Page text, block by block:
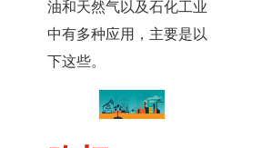
油和天然气以及石化工业
中有多种应用，主要是以
下这些。